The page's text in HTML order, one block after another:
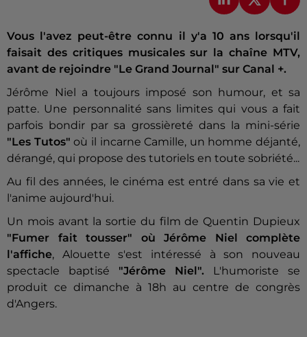
Vous l'avez peut-être connu il y'a 10 ans lorsqu'il
faisait des critiques musicales sur la chaîne MTV,
avant de rejoindre "Le Grand Journal" sur Canal +.
Jérôme Niel a toujours imposé son humour, et sa
patte. Une personnalité sans limites qui vous a fait
parfois bondir par sa grossièreté dans la mini-série
"Les Tutos" où il incarne Camille, un homme déjanté,
dérangé, qui propose des tutoriels en toute sobriété...
Au fil des années, le cinéma est entré dans sa vie et
l'anime aujourd'hui.
Un mois avant la sortie du film de Quentin Dupieux
"Fumer fait tousser" où Jérôme Niel complète
l'affiche, Alouette s'est intéressé à son nouveau
spectacle baptisé "Jérôme Niel".
L'humoriste se
produit ce dimanche à 18h au centre de congrès
d'Angers.